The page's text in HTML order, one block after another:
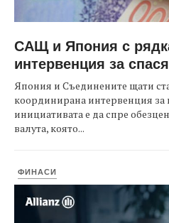
САЩ и Япония с
интервенция за
Япония и Съединените щати
координирана интервенция за
инициативата е да спре
валута, която...
ФИНАСИ